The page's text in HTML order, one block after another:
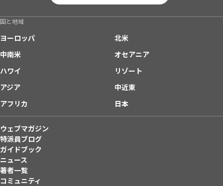
国と地域
ヨーロッパ
北米
中南米
オセアニア
ハワイ
リゾート
アジア
中近東
アフリカ
日本
ウェブマガジン
特派員ブログ
ガイドブック
ニュース
著者一覧
コミュニティ